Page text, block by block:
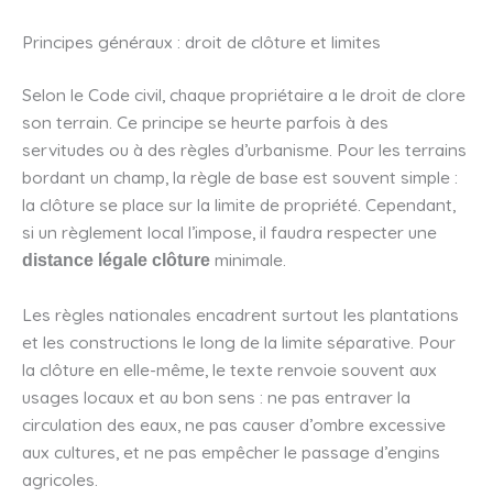
Principes généraux : droit de clôture et limites
Selon le Code civil, chaque propriétaire a le droit de clore
son terrain. Ce principe se heurte parfois à des
servitudes ou à des règles d’urbanisme. Pour les terrains
bordant un champ, la règle de base est souvent simple :
la clôture se place sur la limite de propriété. Cependant,
si un règlement local l’impose, il faudra respecter une
distance légale clôture minimale.
Les règles nationales encadrent surtout les plantations
et les constructions le long de la limite séparative. Pour
la clôture en elle-même, le texte renvoie souvent aux
usages locaux et au bon sens : ne pas entraver la
circulation des eaux, ne pas causer d’ombre excessive
aux cultures, et ne pas empêcher le passage d’engins
agricoles.